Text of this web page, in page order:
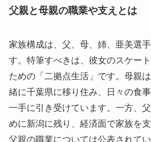
父親と母親の職業や支えとは
家族構成は、父、母、姉、亜美選
す。特筆すべきは、彼女のスケー
ための「二拠点生活」です。母親
緒に千葉県に移り住み、日々の食
一手に引き受けています。一方、
めに新潟に残り、経済面で家族を支
父親の職業については公表されて